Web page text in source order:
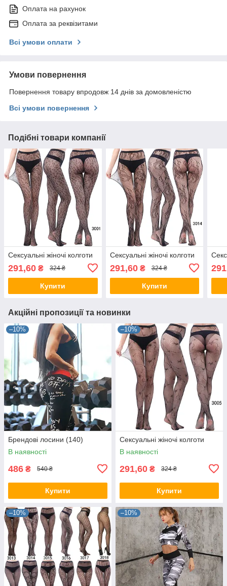
Оплата на рахунок
Оплата за реквізитами
Всі умови оплати
Умови повернення
Повернення товару впродовж 14 днів за домовленістю
Всі умови повернення
Подібні товари компанії
Сексуальні жіночі колготи
291,60 ₴ 324 ₴
Купити
Сексуальні жіночі колготи
291,60₴ 324 ₴
Купити
Акційні пропозиції та новинки
–10%
Брендові лосини (140)
В наявності
486 ₴ 540 ₴
Купити
–10%
Сексуальні жіночі колготи
В наявності
291,60 ₴ 324 ₴
Купити
–10% –10%